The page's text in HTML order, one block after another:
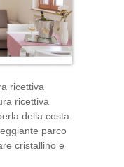
ricettiva
ricettiva
della costa
parco
cristallino e